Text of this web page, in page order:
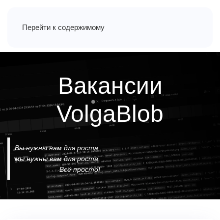
Перейти к содержимому
Вакансии
VolgaBlob
Вы нужны нам для роста,
мы нужны вам для роста.
Всё просто!